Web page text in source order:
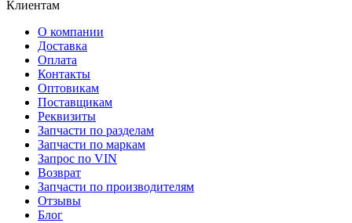
Клиентам
О компании
Доставка
Оплата
Контакты
Оптовикам
Поставщикам
Реквизиты
Запчасти по разделам
Запчасти по маркам
Запрос по VIN
Возврат
Запчасти по производителям
Отзывы
Блог